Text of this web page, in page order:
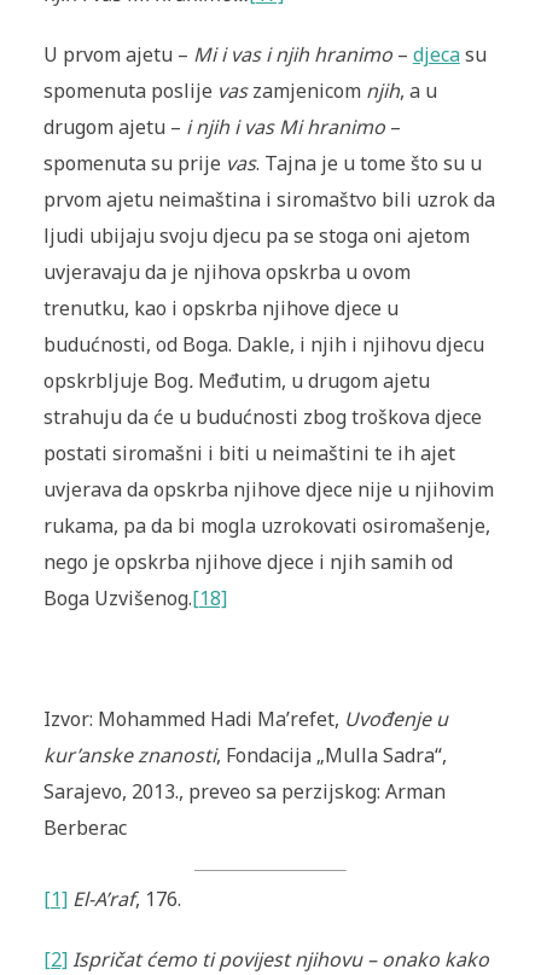
U prvom ajetu – Mi i vas i njih hranimo– djecasu
spomenuta poslije vaszamjenicom njih, a u
drugom ajetu – i njih i vas Mi hranimo–
spomenuta su prije vas. Tajna je u tome što su u
prvom ajetu neimaština i siromaštvo bili uzrok da
ljudi ubijaju svoju djecu pa se stoga oni ajetom
uvjeravaju da je njihova opskrba u ovom
trenutku, kao i opskrba njihove djece u
budućnosti, od Boga. Dakle, i njih i njihovu djecu
opskrbljuje Bog.Međutim, u drugom ajetu
strahuju da će u budućnosti zbog troškova djece
postati siromašni i biti u neimaštini te ih ajet
uvjerava da opskrba njihove djece nije u njihovim
rukama, pa da bi mogla uzrokovati osiromašenje,
nego je opskrba njihove djece i njih samih od
Boga Uzvišenog.[18]
Izvor: Mohammed Hadi Ma’refet, Uvođenje u
kur’anske znanosti, Fondacija „Mulla Sadra“,
Sarajevo, 2013., preveo sa perzijskog: Arman
Berberac
[1]El-A’raf, 176.
[2]Ispričat ćemo ti povijest njihovu – onako kako